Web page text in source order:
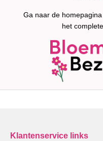
Ga naar de homepagina
het
Klantenservice links